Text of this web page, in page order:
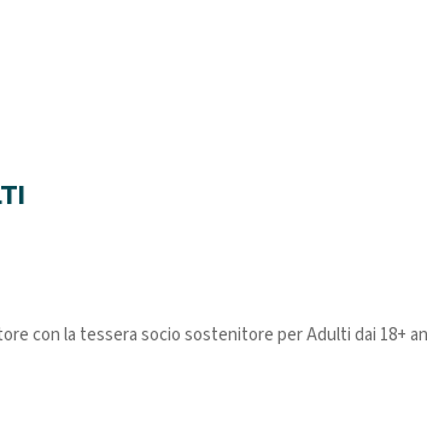
con la tessera socio sostenitore per Adulti dai 18+